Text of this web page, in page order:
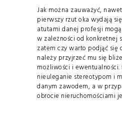
Jak można zauważyć,
pierwszy rzut oka wydają
atutami danej profesji
w zależności od konkretnej
zatem czy warto podjąć się
należy przyjrzeć mu się
możliwości i
nieuleganie stereotypom i
danym zawodem, a w
obrocie nieruchomościami